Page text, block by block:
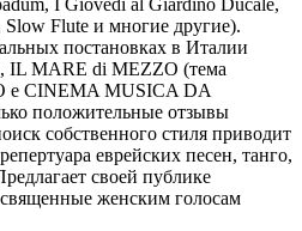
Slow Flute и многие другие).
постановках в Италии
MARE di MEZZO (тема
e CINEMA MUSICA DA
положительные отзывы
собственного стиля приводит
еврейских песен, танго,
своей публике
женским голосам